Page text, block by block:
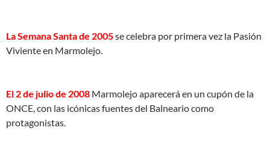
La Semana Santa de 2005se celebra por primera vez la Pasión
Viviente en Marmolejo.
El 2 de julio de 2008 Marmolejo aparecerá en un cupón de la
ONCE, con las icónicas fuentes del Balneario como
protagonistas.